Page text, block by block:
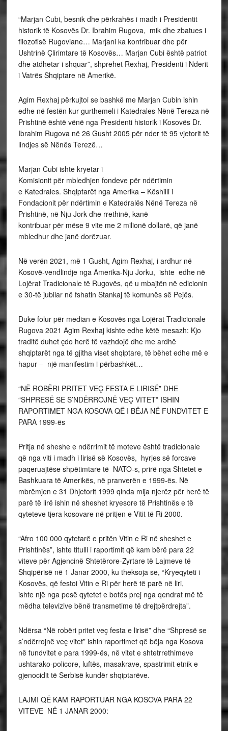
“Marjan Cubi, besnik dhe përkrahës i madh i Presidentit
historik të Kosovës Dr. Ibrahim Rugova, mik dhe zbatues i
filozofisë Rugoviane… Marjani ka kontribuar dhe për
Ushtrinë Çlirimtare të Kosovës… Marjan Cubi është patriot
dhe atdhetar i shquar”, shprehet Rexhaj, Presidenti i Nderit
i Vatrës Shqiptare në Amerikë.
Agim Rexhaj përkujtoi se bashkë me Marjan Cubin ishin
edhe në festën kur gurthemeli i Katedrales Nënë Tereza në
Prishtinë është vënë nga Presidenti historik i Kosovës Dr.
Ibrahim Rugova në 26 Gusht 2005 për nder të 95 vjetorit të
lindjes së Nënës Terezë…
Marjan Cubi ishte kryetar i
Komisionit për mbledhjen fondeve për ndërtimin
e Katedrales. Shqiptarët nga Amerika – Këshilli i
Fondacionit për ndërtimin e Katedralës Nënë Tereza në
Prishtinë, në Nju Jork dhe rrethinë, kanë
kontribuar për mëse 9 vite me 2 milionë dollarë, që janë
mbledhur dhe janë dorëzuar.
Në verën 2021, më 1 Gusht, Agim Rexhaj, i ardhur në
Kosovë-vendlindje nga Amerika-Nju Jorku, ishte edhe në
Lojërat Tradicionale të Rugovës, që u mbajtën në edicionin
e 30-të jubilar në fshatin Stankaj të komunës së Pejës.
Duke folur për median e Kosovës nga Lojërat Tradicionale
Rugova 2021 Agim Rexhaj kishte edhe këtë mesazh: Kjo
traditë duhet çdo herë të vazhdojë dhe me ardhë
shqiptarët nga të gjitha viset shqiptare, të bëhet edhe më e
hapur – një manifestim i përbashkët…
“NË ROBËRI PRITET VEÇ FESTA E LIRISË” DHE
“SHPRESË SE S’NDËRROJNË VEÇ VITET” ISHIN
RAPORTIMET NGA KOSOVA QË I BËJA NË FUNDVITET E
PARA 1999-ës
Pritja në sheshe e ndërrimit të moteve është tradicionale
që nga viti i madh i lirisë së Kosovës, hyrjes së forcave
paqeruajtëse shpëtimtare të NATO-s, prirë nga Shtetet e
Bashkuara të Amerikës, në pranverën e 1999-ës. Në
mbrëmjen e 31 Dhjetorit 1999 qinda mija njerëz për herë të
parë të lirë ishin në sheshet kryesore të Prishtinës e të
qyteteve tjera kosovare në pritjen e Vitit të Ri 2000.
“Afro 100 000 qytetarë e pritën Vitin e Ri në sheshet e
Prishtinës”, ishte titulli i raportimit që kam bërë para 22
viteve për Agjencinë Shtetërore-Zyrtare të Lajmeve të
Shqipërisë në 1 Janar 2000, ku theksoja se, “Kryeqyteti i
Kosovës, që festoi Vitin e Ri për herë të parë në liri,
ishte një nga pesë qytetet e botës prej nga qendrat më të
mëdha televizive bënë transmetime të drejtpërdrejta”.
Ndërsa “Në robëri pritet veç festa e lirisë” dhe “Shpresë se
s’ndërrojnë veç vitet” ishin raportimet që bëja nga Kosova
në fundvitet e para 1999-ës, në vitet e shtetrrethimeve
ushtarako-policore, luftës, masakrave, spastrimit etnik e
gjenocidit të Serbisë kundër shqiptarëve.
LAJMI QË KAM RAPORTUAR NGA KOSOVA PARA 22
VITEVE NË 1 JANAR 2000: